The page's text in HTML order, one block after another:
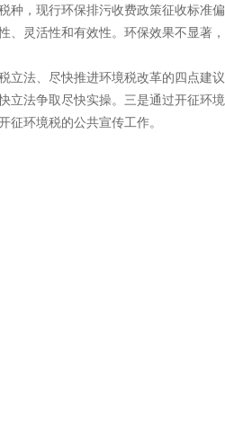
，现行环保排污收费政策征收标准
、灵活性和有效性。环保效果不显著
法、尽快推进环境税改革的四点建
立法争取尽快实操。三是通过开征环
征环境税的公共宣传工作。